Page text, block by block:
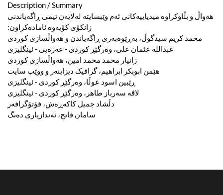
Description / Summary
هەواڵ و بڵاوکراوە میدیاییەکانی ئەم وێبسایتە لەلایەن تیمی ڕاگەیاندنی
زانکۆی کۆیەوە ئامادەکراون:
محمد کریم سیدگوڵ، بەڕێوەبەری ڕاگەیاندن و هەواڵسازی کوردی
عبدالله عثمان علی، وەرگێڕ کوردی - عەرەبی - ئینگلیزی
زانیار محمد محمد امین، هەواڵسازی کوردی
هێمن ابوبکر ابراهیم، گرافیک دیزاینەر و ووێب سایت
ڕێبین اسود عوڵا، وەرگێڕ کوردی - ئینگلیزی
لاڤە سەرباز طاهر، وەرگێڕ کوردی - ئینگلیزی
دڵشاد جمیل کاکەڕەش، فۆتۆگرافەر
سامان فاتح، ئەندازیاری دەنگ